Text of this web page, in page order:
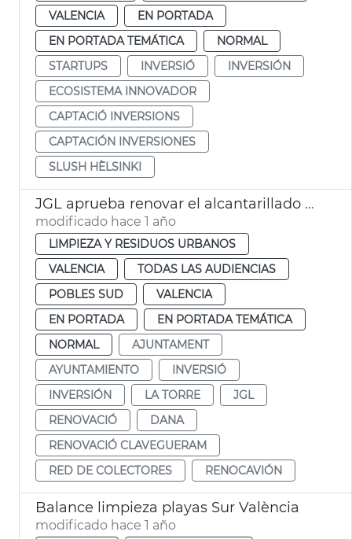
VALENCIA
EN PORTADA
EN PORTADA TEMÁTICA
NORMAL
STARTUPS
INVERSIÓ
INVERSIÓN
ECOSISTEMA INNOVADOR
CAPTACIÓ INVERSIONS
CAPTACIÓN INVERSIONES
SLUSH HÈLSINKI
JGL aprueba renovar el alcantarillado de La Torre
modificado hace 1 año
LIMPIEZA Y RESIDUOS URBANOS
VALENCIA
TODAS LAS AUDIENCIAS
POBLES SUD
VALENCIA
EN PORTADA
EN PORTADA TEMÁTICA
NORMAL
AJUNTAMENT
AYUNTAMIENTO
INVERSIÓ
INVERSIÓN
LA TORRE
JGL
RENOVACIÓ
DANA
RENOVACIÓ CLAVEGUERAM
RED DE COLECTORES
RENOCAVIÓN
Balance limpieza playas Sur València
modificado hace 1 año